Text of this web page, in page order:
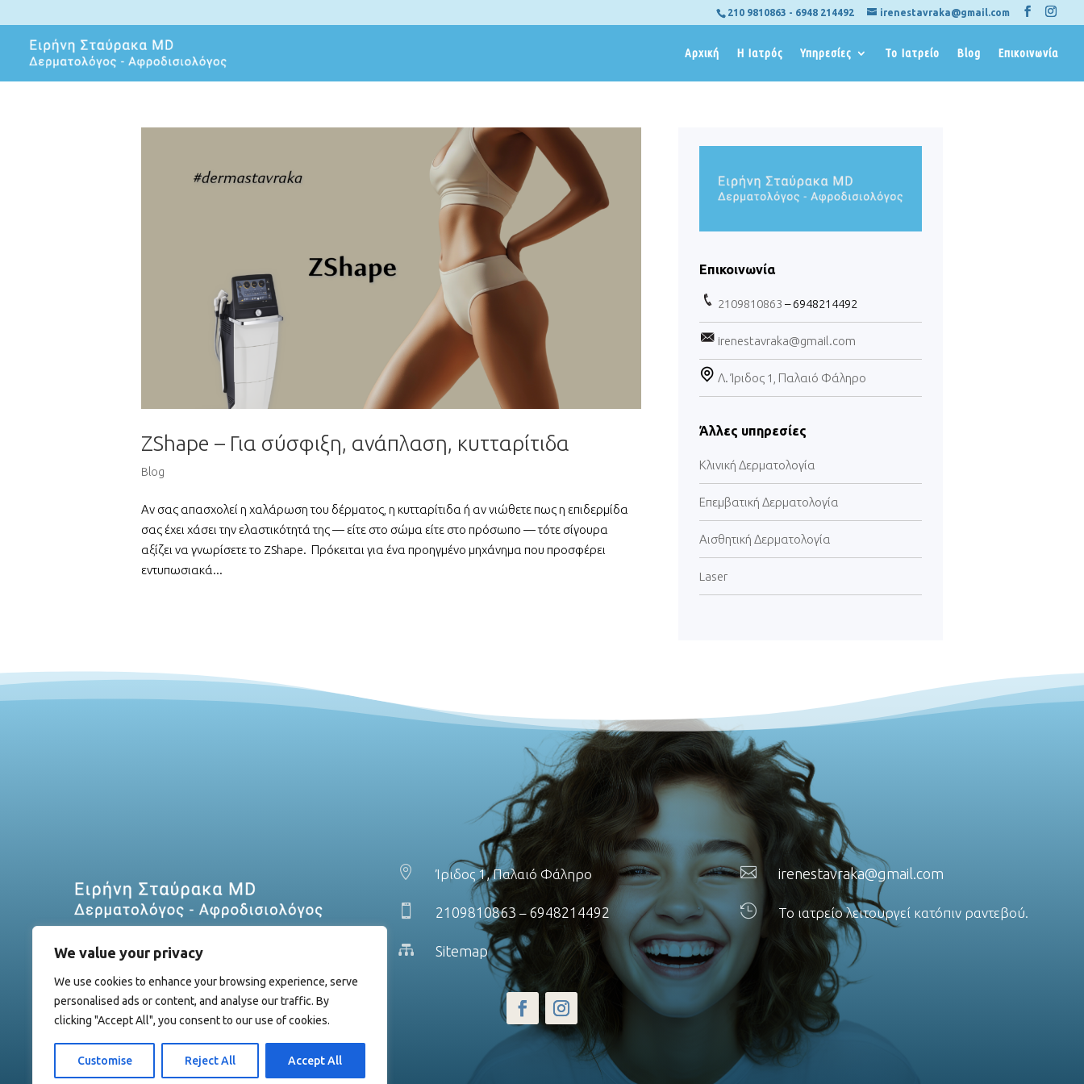
We value your privacy
We use cookies to enhance your browsing experience, serve
personalised ads or content, and analyse our traffic. By
clicking "Accept All", you consent to our use of cookies.
Customise Reject All Accept All
210 9810863 - 6948 214492 irenestavraka@gmail.com
Αρχική Η Ιατρός Υπηρεσίες Το Ιατρείο Blog Επικοινωνία
ZShape – Για σύσφιξη, ανάπλαση, κυτταρίτιδα
Blog
Αν σας απασχολεί η χαλάρωση του δέρματος, η κυτταρίτιδα ή αν νιώθετε πως η επιδερμίδα
σας έχει χάσει την ελαστικότητά της — είτε στο σώμα είτε στο πρόσωπο — τότε σίγουρα
αξίζει να γνωρίσετε το ZShape. Πρόκειται για ένα προηγμένο μηχάνημα που προσφέρει
εντυπωσιακά...
Επικοινωνία
2109810863 – 6948214492
irenestavraka@gmail.com
Λ. Ίριδος 1, Παλαιό Φάληρο
Άλλες υπηρεσίες
Κλινική Δερματολογία
Επεμβατική Δερματολογία
Αισθητική Δερματολογία
Laser
 Ίριδος 1, Παλαιό Φάληρο
 2109810863 –6948214492
 Sitemap
 irenestavraka@gmail.com
 Το ιατρείο λειτουργεί κατόπιν ραντεβού.